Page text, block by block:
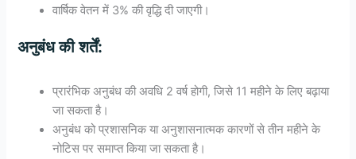
वार्षिक वेतन में 3% की वृद्धि दी जाएगी।
अनुबंध की शर्तें:
प्रारंभिक अनुबंध की अवधि 2 वर्ष होगी, जिसे 11 महीने के लिए बढ़ाया
जा सकता है।
अनुबंध को प्रशासनिक या अनुशासनात्मक कारणों से तीन महीने के
नोटिस पर समाप्त किया जा सकता है।